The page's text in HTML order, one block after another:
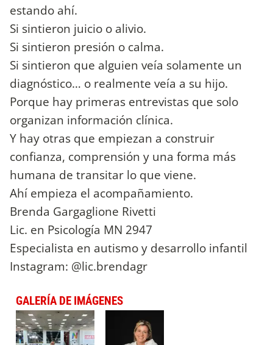
estando ahí.
Si sintieron juicio o alivio.
Si sintieron presión o calma.
Si sintieron que alguien veía solamente un
diagnóstico… o realmente veía a su hijo.
Porque hay primeras entrevistas que solo
organizan información clínica.
Y hay otras que empiezan a construir
confianza, comprensión y una forma más
humana de transitar lo que viene.
Ahí empieza el acompañamiento.
Brenda Gargaglione Rivetti
Lic. en Psicología MN 2947
Especialista en autismo y desarrollo infantil
Instagram: @lic.brendagr
GALERÍA DE IMÁGENES